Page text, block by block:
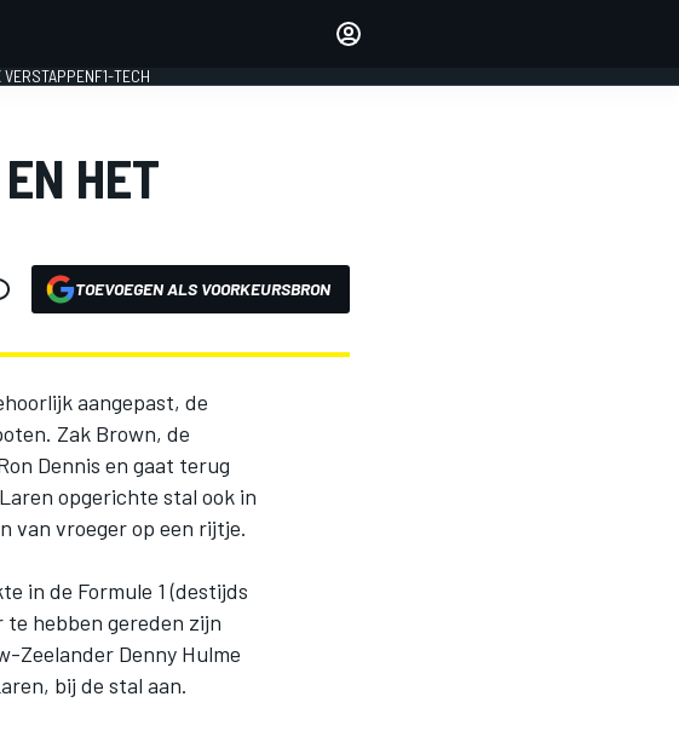
VERSTAPPENF1-TECH
HET
TOEVOEGEN ALS VOORKEURSBRON
aangepast, de
Zak Brown, de
Dennis en gaat terug
opgerichte stal ook in
van vroeger op een rijtje.
in de Formule 1 (destijds
te hebben gereden zijn
Zeelander Denny Hulme
bij de stal aan.